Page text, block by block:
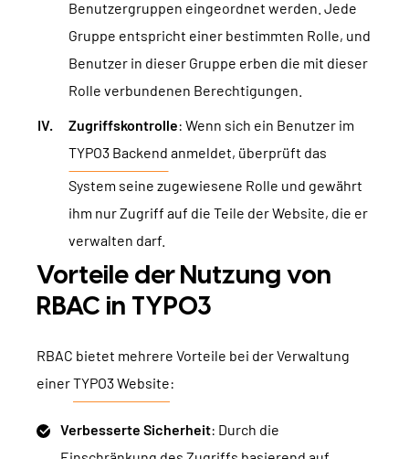
Benutzergruppen eingeordnet werden. Jede
Gruppe entspricht einer bestimmten Rolle, und
Benutzer in dieser Gruppe erben die mit dieser
Rolle verbundenen Berechtigungen.
Zugriffskontrolle: Wenn sich ein Benutzer im
TYPO3 Backend anmeldet, überprüft das
System seine zugewiesene Rolle und gewährt
ihm nur Zugriff auf die Teile der Website, die er
verwalten darf.
Vorteile der Nutzung von
RBAC in TYPO3
RBAC bietet mehrere Vorteile bei der Verwaltung
einerTYPO3 Website:
Verbesserte Sicherheit: Durch die